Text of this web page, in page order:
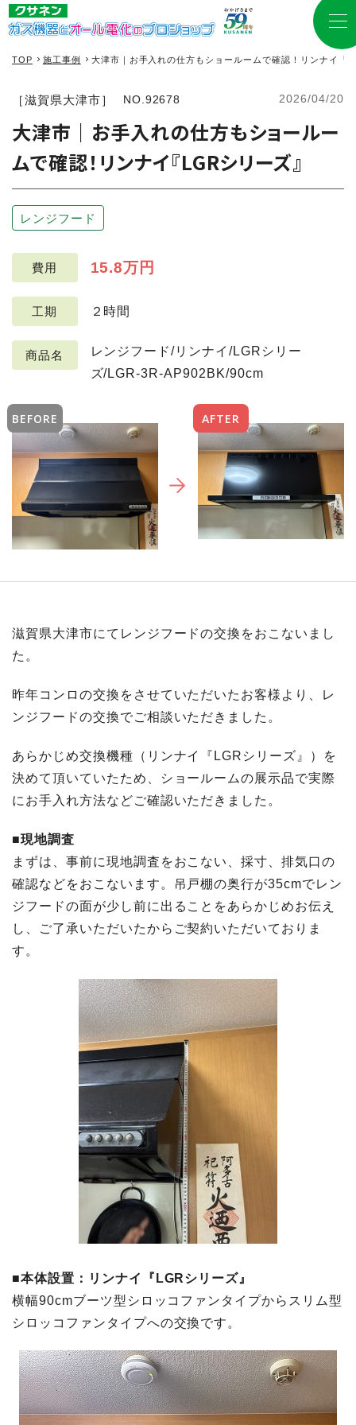
TOP 施工事例 大津市｜お手入れの仕方もショールームで確認！リンナイ『
［滋賀県大津市］ NO.92678 2026/04/20
大津市｜お手入れの仕方もショールー
ムで確認！リンナイ『LGRシリーズ』
レンジフード
費用 15.8万円
工期 ２時間
商品名
レンジフード/リンナイ/LGRシリー
ズ/LGR-3R-AP902BK/90cm
BEFORE AFTER
滋賀県大津市にてレンジフードの交換をおこないまし
た。
昨年コンロの交換をさせていただいたお客様より、レ
ンジフードの交換でご相談いただきました。
あらかじめ交換機種（リンナイ『LGRシリーズ』）を
決めて頂いていたため、ショールームの展示品で実際
にお手入れ方法などご確認いただきました。
■現地調査
まずは、事前に現地調査をおこない、採寸、排気口の
確認などをおこないます。吊戸棚の奥行が35cmでレン
ジフードの面が少し前に出ることをあらかじめお伝え
し、ご了承いただいたからご契約いただいておりま
す。
■本体設置：リンナイ『LGRシリーズ』
横幅90cmブーツ型シロッコファンタイプからスリム型
シロッコファンタイプへの交換です。